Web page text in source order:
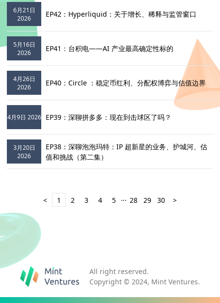
6月21日
2026
EP42：Hyperliquid：关于增长、稀释与监管窗口
5月16日
2026
EP41：台积电——AI 产业最高确定性标的
4月26日
2026
EP40：Circle ：稳定币红利、分配权博弈与估值边界
4月9日 2026 EP39：深聊拼多多：现在到击球区了吗？
3月20日
2026
EP38：深聊泡泡玛特：IP 超新星的业务、护城河、估
值和挑战（第二集）
< 1 2 3 4 5 ... 28 29 30 >
All right reserved.
Copyright © 2024, Mint Ventures.